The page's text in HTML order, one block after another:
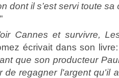
dont il s’est servi toute
"
Cannes et survivre,
écrivait dans son
que son producteur
de regagner l'argent qu'il